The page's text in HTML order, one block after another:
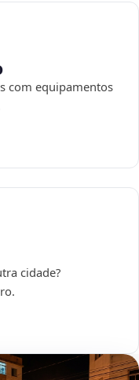
com equipamentos
cidade?